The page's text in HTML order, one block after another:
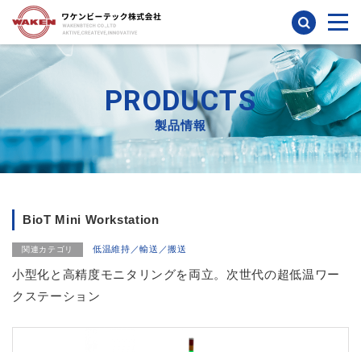
検索
PRODUCTS
製品情報
BioT Mini Workstation
関連カテゴリ 低温維持／輸送／搬送
小型化と高精度モニタリングを両立。次世代の超低温ワー
クステーション